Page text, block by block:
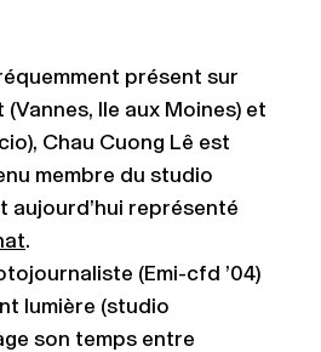
présent sur
(Vannes, Ile aux Moines) et
Chau Cuong Lê est
membre du studio
aujourd’hui représenté
.
(Emi-cfd ’04)
lumière (studio
son temps entre